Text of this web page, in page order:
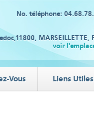
No. téléphone:
MARSEILLETTE,
voir
Vous Liens Utiles